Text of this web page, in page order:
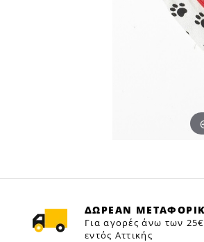
ΔΩΡΕΑΝ
Για αγορές άνω των 25€
εντός Αττικής